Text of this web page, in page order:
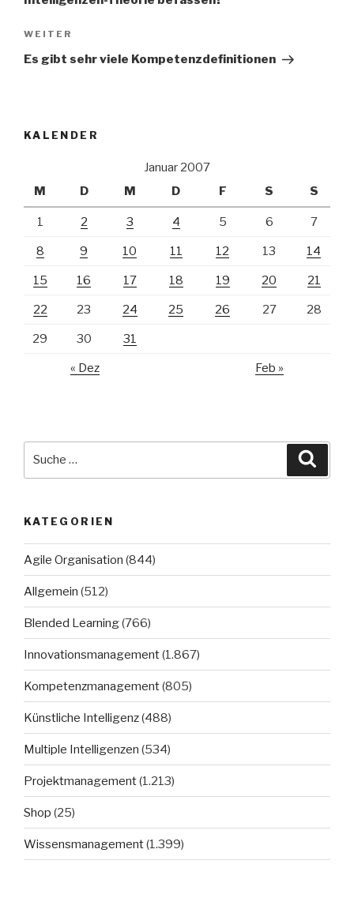
Nächster
Beitrag
WEITER
Es gibt sehr viele Kompetenzdefinitionen
KALENDER
Januar 2007
M
D M D F S S
1 2 3 4 5 6 7
8 9 10 11 12 13 14
15 16 17 18 19 20 21
22 23 24 25 26 27 28
29 30 31
« Dez Feb »
KATEGORIEN
Agile Organisation (844)
Allgemein (512)
Blended Learning(766)
Innovationsmanagement(1.867)
Kompetenzmanagement(805)
Künstliche Intelligenz(488)
Multiple Intelligenzen (534)
Projektmanagement(1.213)
Shop (25)
Wissensmanagement(1.399)